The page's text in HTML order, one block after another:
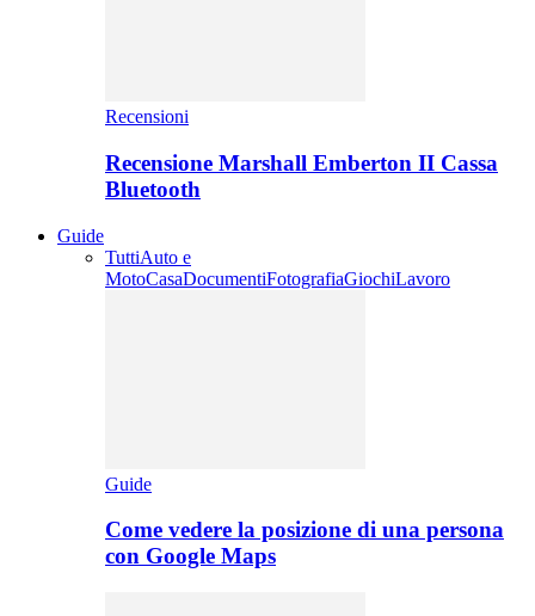
Recensioni
Recensione Marshall Emberton II Cassa
Bluetooth
Guide
TuttiAuto e
MotoCasaDocumentiFotografiaGiochiLavoro
Guide
Come vedere la posizione di una persona
con Google Maps